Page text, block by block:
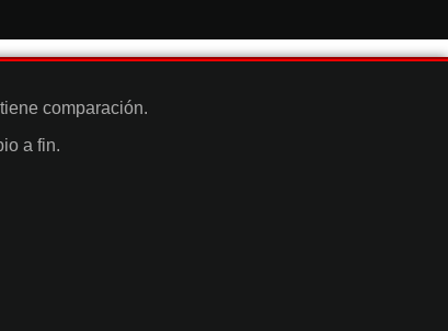
comparación.
a fin.